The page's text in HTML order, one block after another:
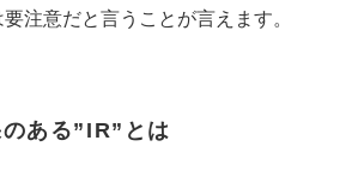
注意だと言うことが言えます。
ある”IR”とは